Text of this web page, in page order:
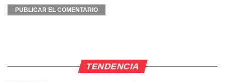
TENDENCIA